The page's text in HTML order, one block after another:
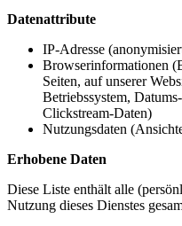
Datenattribute
IP-Adresse
Browserinformationen
Seiten, auf unserer
Betriebssystem,
Clickstream-Daten)
Nutzungsdaten
Erhobene Daten
Diese Liste enthält alle
Nutzung dieses Dienstes